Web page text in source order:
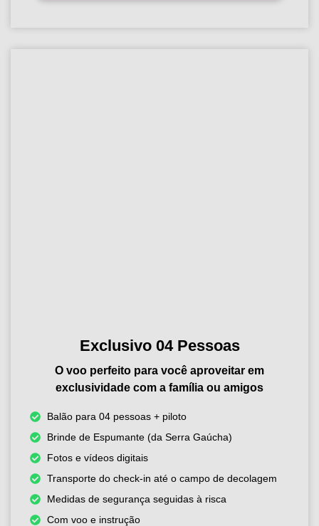
Exclusivo 04 Pessoas
O voo perfeito para você aproveitar em
exclusividade com a família ou amigos
Balão para 04 pessoas + piloto
Brinde de Espumante (da Serra Gaúcha)
Fotos e vídeos digitais
Transporte do check-in até o campo de decolagem
Medidas de segurança seguidas à risca
Com voo e instrução